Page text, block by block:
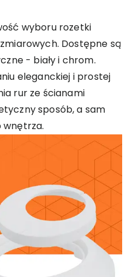
wyboru rozetki
Dostępne są
- biały i chrom.
eleganckiej i prostej
rur ze ścianami
sposób, a sam
wnętrza.